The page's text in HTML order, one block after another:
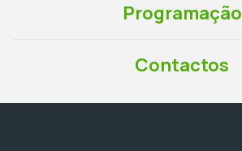
Programação
Contactos